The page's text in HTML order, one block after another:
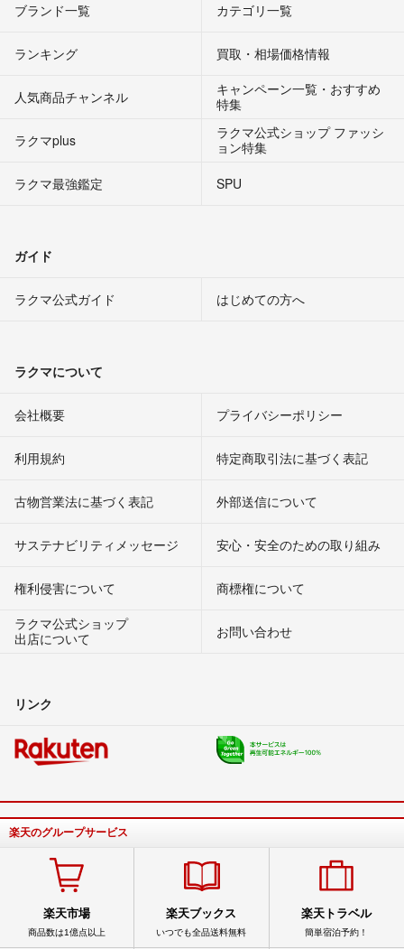
ブランド一覧 カテゴリ一覧
ランキング 買取・相場価格情報
人気商品チャンネル
キャンペーン一覧・おすすめ
特集
ラクマplus
ラクマ公式ショップ ファッシ
ョン特集
ラクマ最強鑑定
SPU
ガイド
ラクマ公式ガイド はじめての方へ
ラクマについて
会社概要 プライバシーポリシー
利用規約 特定商取引法に基づく表記
古物営業法に基づく表記 外部送信について
サステナビリティメッセージ 安心・安全のための取り組み
権利侵害について
商標権について
ラクマ公式ショップ
出店について
お問い合わせ
リンク
楽天のグループサービス
楽天市場
商品数は1億点以上
楽天ブックス
いつでも全品送料無料
楽天トラベル
簡単宿泊予約！